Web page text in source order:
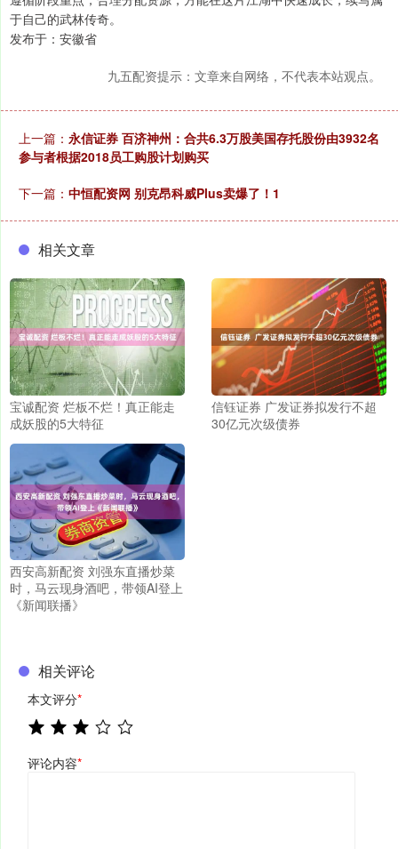
于自己的武林传奇。
发布于：安徽省
九五配资提示：文章来自网络，不代表本站观点。
上一篇： 永信证券 百济神州：合共6.3万股美国存托股份由3932名
参与者根据2018员工购股计划购买
下一篇： 中恒配资网 别克昂科威Plus卖爆了！1
相关文章
宝诚配资 烂板不烂！真正能走
成妖股的5大特征
信钰证券 广发证券拟发行不超
30亿元次级债券
西安高新配资 刘强东直播炒菜
时，马云现身酒吧，带领AI登上
《新闻联播》
相关评论
本文评分*
评论内容*